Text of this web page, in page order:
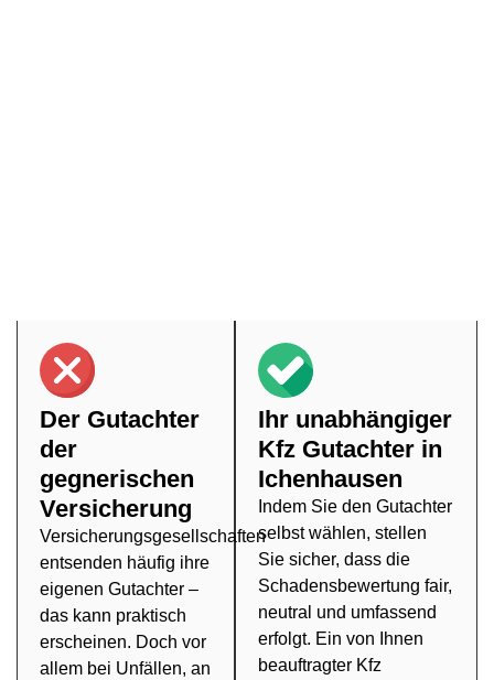
Ihr unabhängiger
Kfz Gutachter in
Ichenhausen
Indem Sie den Gutachter
selbst wählen, stellen
Sie sicher, dass die
Schadensbewertung fair,
neutral und umfassend
erfolgt. Ein von Ihnen
beauftragter Kfz
Der Gutachter
der
gegnerischen
Versicherung
Versicherungsgesellschaften
entsenden häufig ihre
eigenen Gutachter –
das kann praktisch
erscheinen. Doch vor
allem bei Unfällen, an